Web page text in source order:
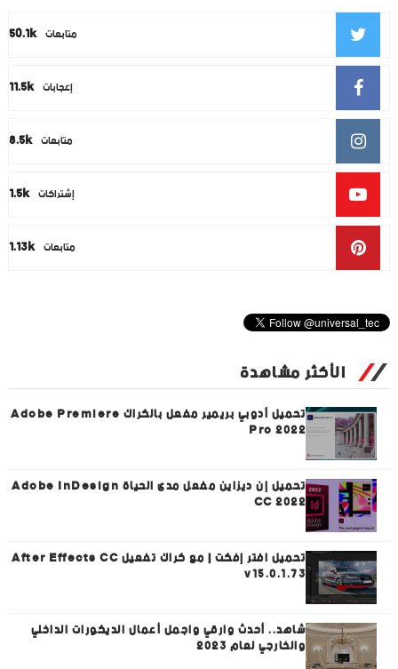
50.1k متابعات
11.5k إعجابات
8.5k متابعات
1.5k إشتراكات
1.13k متابعات
الأكثر مشاهدة
تحميل أدوبي بريمير مفعل بالكراك Adobe Premiere
Pro 2022
تحميل إن ديزاين مفعل مدى الحياة Adobe InDesign
CC 2022
تحميل افتر إفكت | مع كراك تفعيل After Effects CC
v15.0.1.73
شاهد.. أحدث وارقي واجمل أعمال الديكورات الداخلي
والخارجي لعام 2023